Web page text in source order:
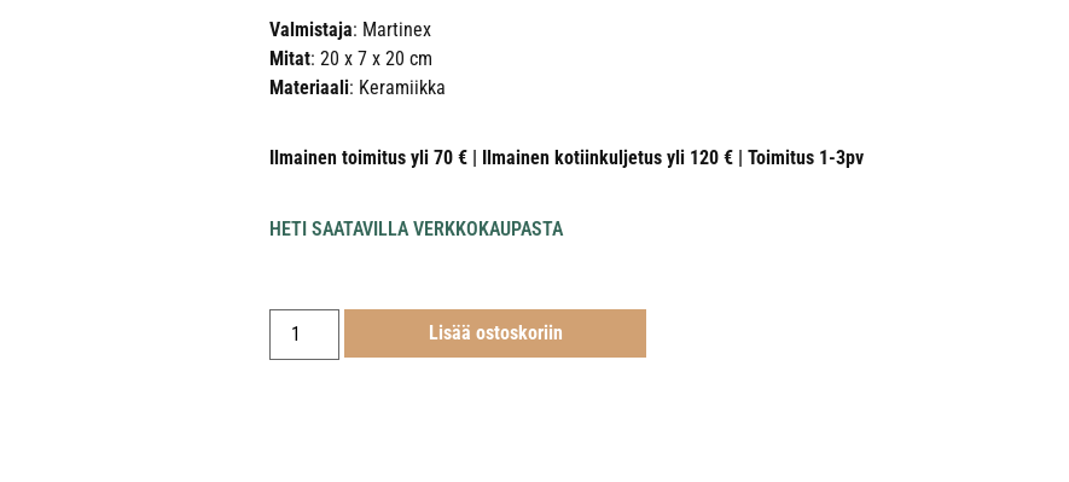
Valmistaja: Martinex
Mitat: 20 x 7 x 20 cm
Materiaali: Keramiikka
Ilmainen toimitus yli 70 € | Ilmainen kotiinkuljetus yli 120 € | Toimitus 1-3pv
HETI SAATAVILLA VERKKOKAUPASTA
Lisää ostoskoriin